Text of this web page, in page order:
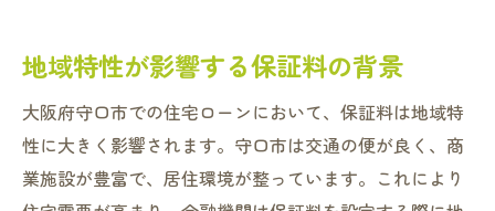
地域特性が影響する保証料の背景
大阪府守口市での住宅ローンにおいて、保証料は地域特
性に大きく影響されます。守口市は交通の便が良く、商
業施設が豊富で、居住環境が整っています。これにより